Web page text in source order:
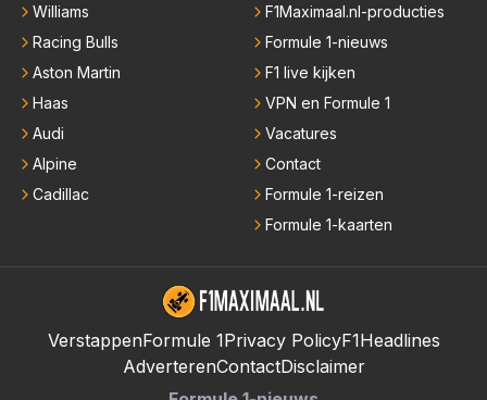
Williams
Racing Bulls
Aston Martin
Haas
Audi
Alpine
Cadillac
F1Maximaal.nl-producties
Formule 1-nieuws
F1 live kijken
VPN en Formule 1
Vacatures
Contact
Formule 1-reizen
Formule 1-kaarten
VerstappenFormule 1Privacy PolicyF1Headlines
AdverterenContactDisclaimer